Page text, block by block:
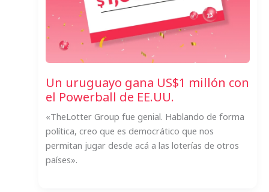
Un uruguayo gana US$1 millón con
el Powerball de EE.UU.
«TheLotter Group fue genial. Hablando de forma
política, creo que es democrático que nos
permitan jugar desde acá a las loterías de otros
países».